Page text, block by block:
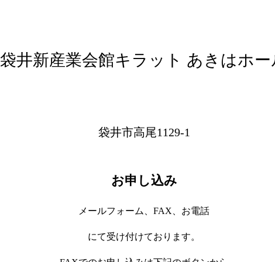
袋井新産業会館キラット あきはホー
袋井市高尾1129-1
お申し込み
メールフォーム、FAX、お電話
にて受け付けております。